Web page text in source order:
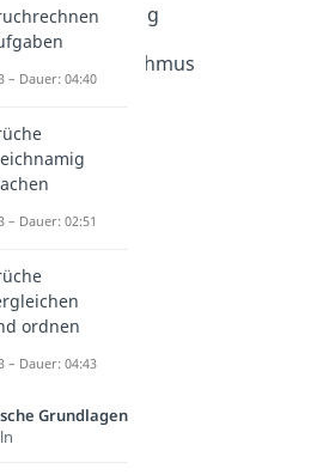
03:59
Algorithmus
03:26
– Dauer: 04:40
– Dauer: 02:51
ordnen
– Dauer: 04:43
Grundlagen